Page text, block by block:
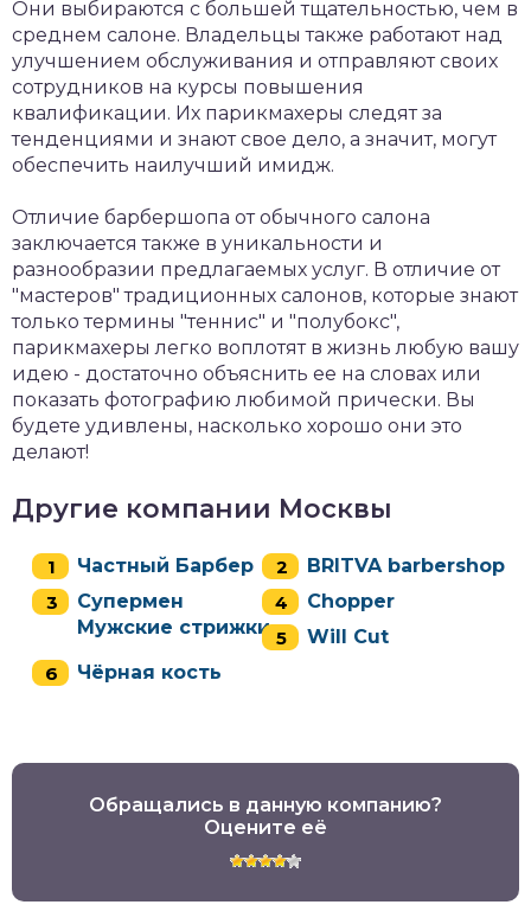
Они выбираются с большей тщательностью, чем в
среднем салоне. Владельцы также работают над
улучшением обслуживания и отправляют своих
сотрудников на курсы повышения
квалификации. Их парикмахеры следят за
тенденциями и знают свое дело, а значит, могут
обеспечить наилучший имидж.
Отличие барбершопа от обычного салона
заключается также в уникальности и
разнообразии предлагаемых услуг. В отличие от
"мастеров" традиционных салонов, которые знают
только термины "теннис" и "полубокс",
парикмахеры легко воплотят в жизнь любую вашу
идею - достаточно объяснить ее на словах или
показать фотографию любимой прически. Вы
будете удивлены, насколько хорошо они это
делают!
Другие компании Москвы
Частный Барбер
BRITVA barbershop
Супермен
Мужские стрижки
Chopper
Will Cut
Чёрная кость
Обращались в данную компанию?
Оцените её